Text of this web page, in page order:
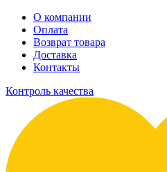
О компании
Оплата
Возврат товара
Доставка
Контакты
Контроль качества